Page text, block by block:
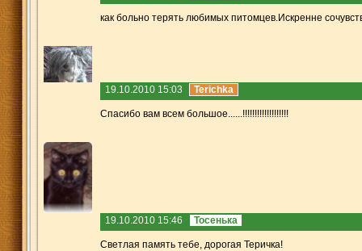
как больно терять любимых питомцев.Искренне
19.10.2010 15:03 Terichka
Спасибо вам всем большое......!!!!!!!!!!!!!!!!!!!
19.10.2010 15:46 Тосенька
Светлая память тебе, дорогая Теричка!